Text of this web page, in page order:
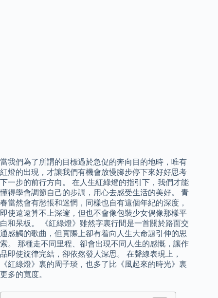
當我們為了所謂的目標過於急促的奔向目的地時，唯有
紅燈的出現，才讓我們有機會放慢腳步停下來好好思考
下一步的前行方向。 在人生紅綠燈的指引下，我們才能
懂得學會調節自己的步調，用心去感受生活的美好。 青
春當然會有愁悵和迷惘，同樣也自有這個年紀的深度，
即使遠遠算不上深邃，但也不會像包裝少女偶像那樣平
白和呆板。 《紅綠燈》雖然字裏行間是一首關於路面交
通感觸的歌曲，但實際上卻有着向人生大命題引伸的思
索。 那種走不同里程、卻會出現不同人生的感慨，讓作
品即使旋律完結，卻依然發人深思。 在聲線表現上，
《紅綠燈》裏的周子琰，也多了比《風起來的時光》裏
更多的寬度。